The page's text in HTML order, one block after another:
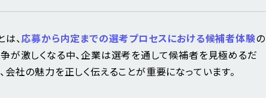
、応募から内定までの選考プロセスにおける候補者体験の
が激しくなる中、企業は選考を通して候補者を見極めるだ
社の魅力を正しく伝えることが重要になっています。